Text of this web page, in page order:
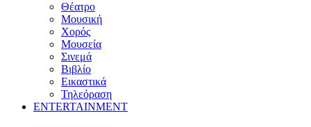
Θέατρο
Μουσική
Χορός
Μουσεία
Σινεμά
Βιβλίο
Εικαστικά
Τηλεόραση
ENTERTAINMENT